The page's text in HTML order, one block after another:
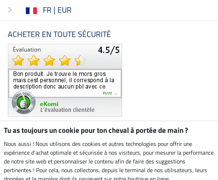
FR | EUR
ACHETER EN TOUTE SÉCURITÉ
Boutique climatiquement
neutre
Livraison par
Tu as toujours un cookie pour ton cheval à portée de main ?
Nous aussi ! Nous utilisons des cookies et autres technologies pour offrir une
expérience d'achat optimale et sécurisée à nos visiteurs, pour mesurer la performance
de notre site web et personnaliser le contenu afin de faire des suggestions
pertinentes ! Pour cela, nous collectons, depuis le terminal de nos utilisateurs, leurs